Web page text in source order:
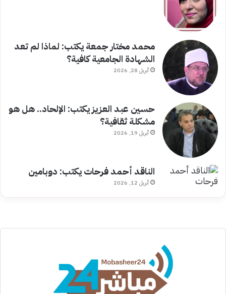
محمد مختار جمعة يكتب: لماذا لم تعد
الشهادة الجامعية كافية؟
أبريل 28, 2026
حسين عبد العزيز يكتب: الإلحاد.. هل هو
مشكلة ثقافية؟
أبريل 19, 2026
الناقد أحمد فرحات يكتب: دوبامين
أبريل 12, 2026